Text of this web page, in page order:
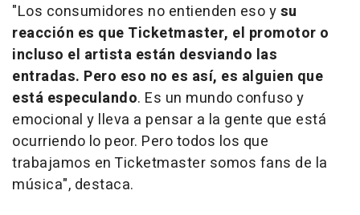
"Los consumidores no entienden eso ysu
reacción es que Ticketmaster, el promotor o
incluso el artista están desviando las
entradas. Pero eso no es así, es alguien que
está especulando. Es un mundo confuso y
emocional y lleva a pensar a la gente que está
ocurriendo lo peor. Pero todos los que
trabajamos en Ticketmaster somos fans de la
música", destaca.